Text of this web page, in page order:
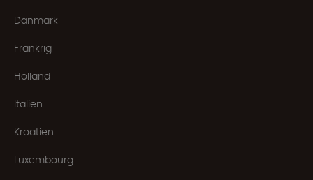
Danmark
Frankrig
Holland
Italien
Kroatien
Luxembourg